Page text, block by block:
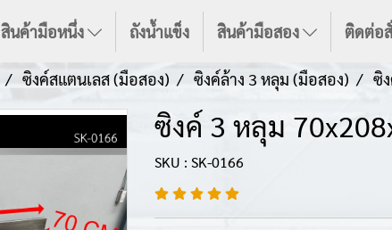
สินค้ามือหนึ่ง ถังน้ำแข็ง สินค้ามือสอง ติดต่อ
ซิงค์สแตนเลส (มือสอง) ซิงค์ล้าง 3 หลุม (มือสอง) ซิ
ซิงค์ 3 หลุม
SKU : SK-0166